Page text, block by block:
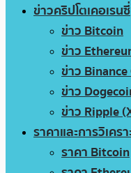
ข่าวคริปโตเคอเรนซี่
ข่าว Bitcoin
ข่าว
ข่าว
ข่าว
ข่าว Ripple
ราคาและการวิเคร
ราคา Bitcoin